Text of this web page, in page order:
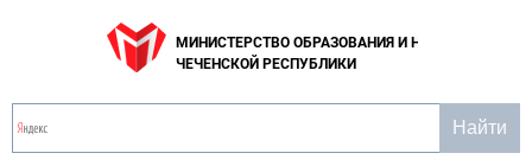
МИНИСТЕРСТВО ОБРАЗОВАНИЯ И НАУКИ
ЧЕЧЕНСКОЙ РЕСПУБЛИКИ